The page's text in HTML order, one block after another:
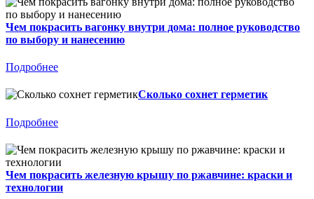
Чем покрасить вагонку внутри дома: полное руководство
по выбору и нанесению
Подробнее
Сколько сохнет герметик
Подробнее
Чем покрасить железную крышу по ржавчине: краски и
технологии